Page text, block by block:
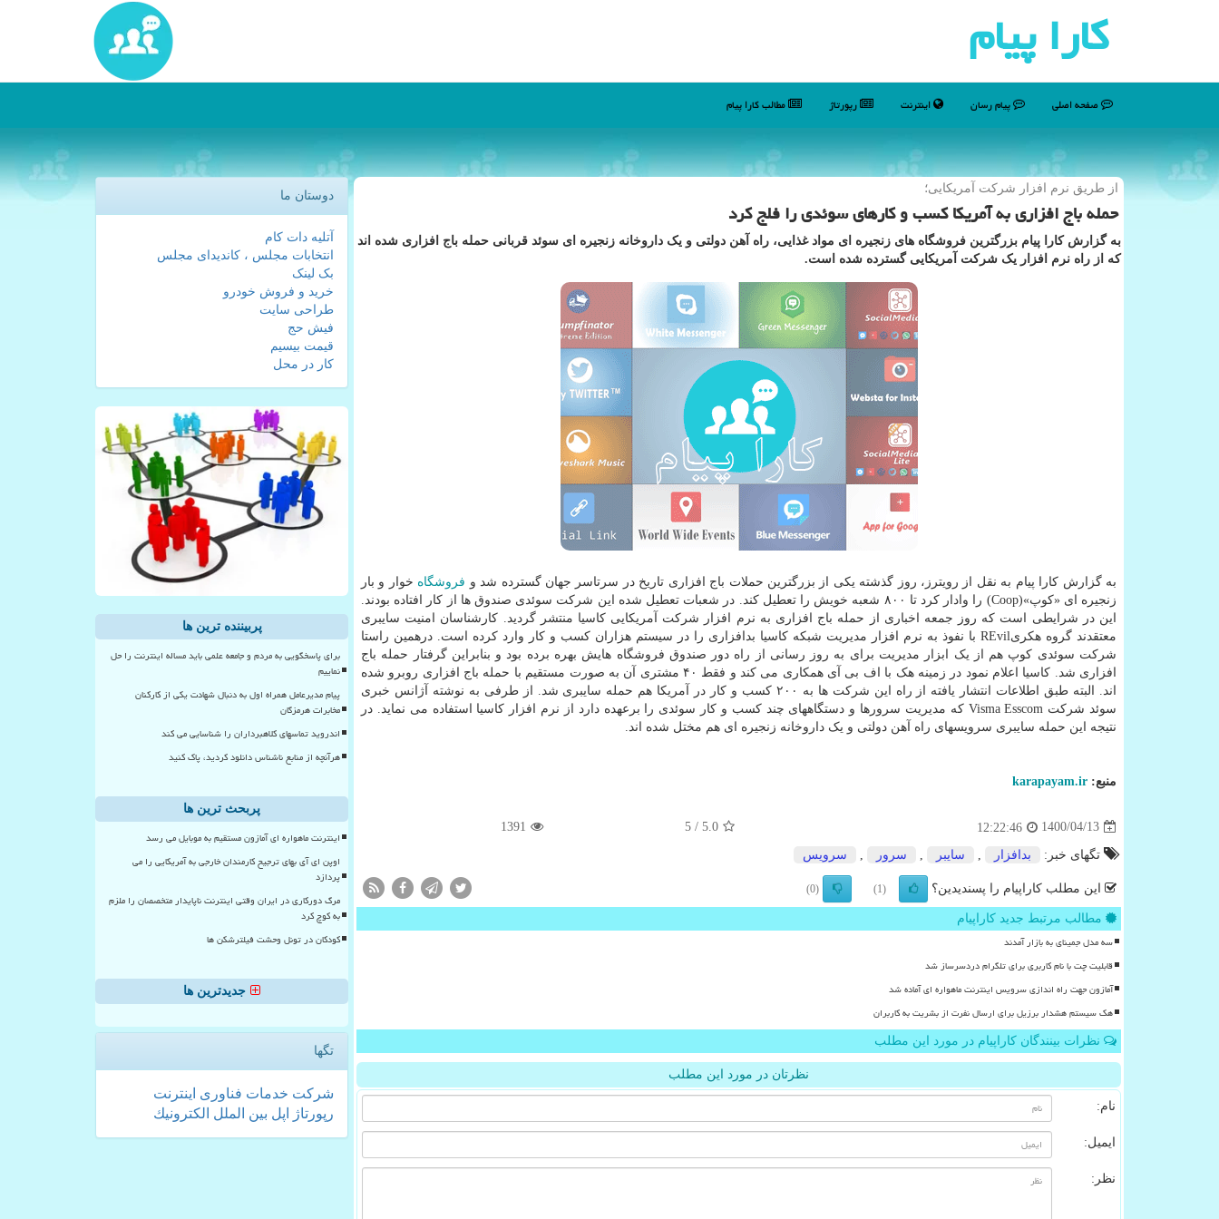
كارا پیام
صفحه اصلی پیام رسان اینترنت رپورتاژ مطالب كارا پیام
از طریق نرم افزار شركت آمریكایی؛
حمله باج افزاری به آمریكا كسب و كارهای سوئدی را فلج كرد
به گزارش کارا پیام بزرگترین فروشگاه های زنجیره ای مواد غذایی، راه آهن دولتی و یک داروخانه زنجیره ای سوئد قربانی حمله باج افزاری شده اند
که از راه نرم افزار یک شرکت آمریکایی گسترده شده است.
به گزارش کارا پیام به نقل از رویترز، روز گذشته یکی از بزرگترین حملات باج افزاری تاریخ در سرتاسر جهان گسترده شد و فروشگاه خوار و بار
زنجیره ای «کوپ»(Coop) را وادار کرد تا ۸۰۰ شعبه خویش را تعطیل کند. در شعبات تعطیل شده این شرکت سوئدی صندوق ها از کار افتاده بودند.
این در شرایطی است که روز جمعه اخباری از حمله باج افزاری به نرم افزار شرکت آمریکایی کاسیا منتشر گردید. کارشناسان امنیت سایبری
معتقدند گروه هکریREvil با نفوذ به نرم افزار مدیریت شبکه کاسیا بدافزاری را در سیستم هزاران کسب و کار وارد کرده است. درهمین راستا
شرکت سوئدی کوپ هم از یک ابزار مدیریت برای به روز رسانی از راه دور صندوق فروشگاه هایش بهره برده بود و بنابراین گرفتار حمله باج
افزاری شد. کاسیا اعلام نمود در زمینه هک با اف بی آی همکاری می کند و فقط ۴۰ مشتری آن به صورت مستقیم با حمله باج افزاری روبرو شده
اند. البته طبق اطلاعات انتشار یافته از راه این شرکت ها به ۲۰۰ کسب و کار در آمریکا هم حمله سایبری شد. از طرفی به نوشته آژانس خبری
سوئد شرکت Visma Esscom که مدیریت سرورها و دستگاههای چند کسب و کار سوئدی را برعهده دارد از نرم افزار کاسیا استفاده می نماید. در
نتیجه این حمله سایبری سرویسهای راه آهن دولتی و یک داروخانه زنجیره ای هم مختل شده اند.
منبع: karapayam.ir
1400/04/13
12:22:46
5.0
/ 5
1391
تگهای خبر: بدافزار سایبر سرور سرویس
این مطلب کاراپیام را پسندیدین؟ (1)
(0)
مطالب مرتبط جدید کاراپیام
سه مدل جمینای به بازار آمدند
قابلیت چت با نام کاربری برای تلگرام دردسرساز شد
آمازون جهت راه اندازی سرویس اینترنت ماهواره ای آماده شد
هک سیستم هشدار برزیل برای ارسال نفرت از بشریت به کاربران
نظرات بینندگان کاراپیام در مورد این مطلب
نظرتان در مورد این مطلب
نام:
ایمیل:
نظر:
دوستان ما
آتلیه دات کام
انتخابات مجلس ، کاندیدای مجلس
بک لینک
خرید و فروش خودرو
طراحی سایت
فیش حج
قیمت بیسیم
کار در محل
پربیننده ترین ها
برای پاسخگویی به مردم و جامعه علمی باید مساله اینترنت را حل
نماییم
پیام مدیرعامل همراه اول به دنبال شهادت یکی از کارکنان
مخابرات هرمزگان
اندروید تماسهای کلاهبرداران را شناسایی می کند
هرآنچه از منابع ناشناس دانلود کردید، پاک کنید
پربحث ترین ها
اینترنت ماهواره ای آمازون مستقیم به موبایل می رسد
اوپن ای آی بهای ترجیح کارمندان خارجی به آمریکایی را می
پردازد
مرگ دورکاری در ایران وقتی اینترنت ناپایدار متخصصان را ملزم
به کوچ کرد
کودکان در تونل وحشت فیلترشکن ها
جدیدترین ها
تگها
شركت خدمات فناوری اینترنت
رپورتاژ
اپل بین الملل الكترونیك